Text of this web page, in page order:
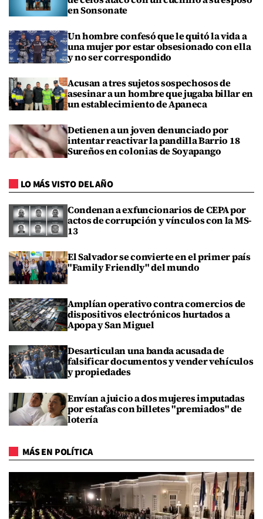
en Sonsonate
Un hombre confesó que le quitó la vida a
una mujer por estar obsesionado con ella
y no ser correspondido
Acusan a tres sujetos sospechosos de
asesinar a un hombre que jugaba billar en
un establecimiento de Apaneca
Detienen a un joven denunciado por
intentar reactivar la pandilla Barrio 18
Sureños en colonias de Soyapango
LO MÁS VISTO DEL AÑO
Condenan a exfuncionarios de CEPA por
actos de corrupción y vínculos con la MS-
13
El Salvador se convierte en el primer país
"Family Friendly" del mundo
Amplían operativo contra comercios de
dispositivos electrónicos hurtados a
Apopa y San Miguel
Desarticulan una banda acusada de
falsificar documentos y vender vehículos
y propiedades
Envían a juicio a dos mujeres imputadas
por estafas con billetes "premiados" de
lotería
MÁS EN POLÍTICA